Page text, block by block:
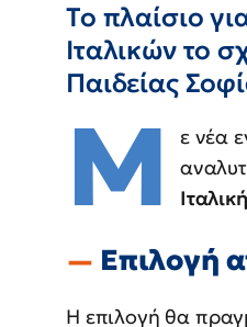
Το πλαίσιο
Ιταλικών το
Παιδείας
Μ ε νέα
Επιλογή
Η επιλογή θα